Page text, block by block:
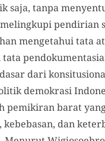
saja, tanpa
pendirian
mengetahui tata
dari
demokrasi
pemikiran barat
dan